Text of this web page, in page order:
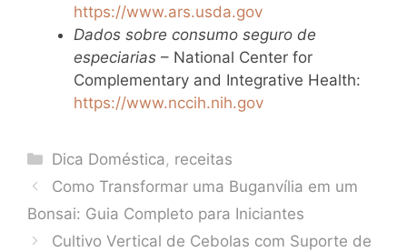
https://www.ars.usda.gov
Dados sobre consumo seguro de
especiarias – National Center for
Complementary and Integrative Health:
https://www.nccih.nih.gov
Categories
Dica Doméstica, receitas
Como Transformar uma Buganvília em um
Bonsai: Guia Completo para Iniciantes
Cultivo Vertical de Cebolas com Suporte de